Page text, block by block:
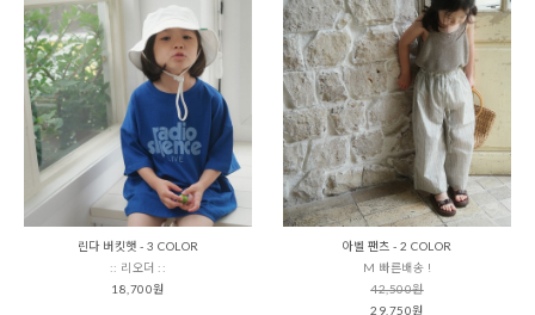
린다 버킷햇 - 3 COLOR
:: 리오더 ::
18,700원
아벨 팬츠 - 2 COLOR
M 빠른배송 !
42,500원
29,750원